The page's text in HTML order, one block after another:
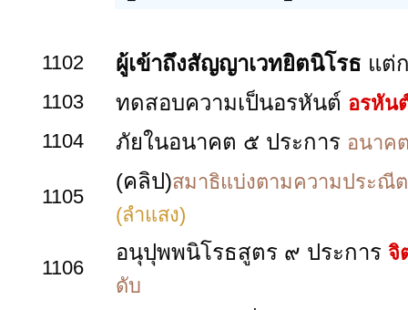
1102 ผู้เข้าถึงสัญญาเวทยิตนิโรธ แต่
1103 ทดสอบความเป็นอรหันต์ อรหัน
1104
ภัยในอนาคต ๕ ประการ อนาค
1105
(คลิป)สมาธิแบ่งตามความประณี
(ลำแสง)
1106
อนุปุพพนิโรธสูตร ๙ ประการ จิ
ดับ